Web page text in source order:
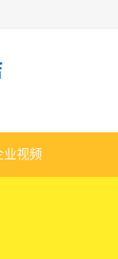
业视频